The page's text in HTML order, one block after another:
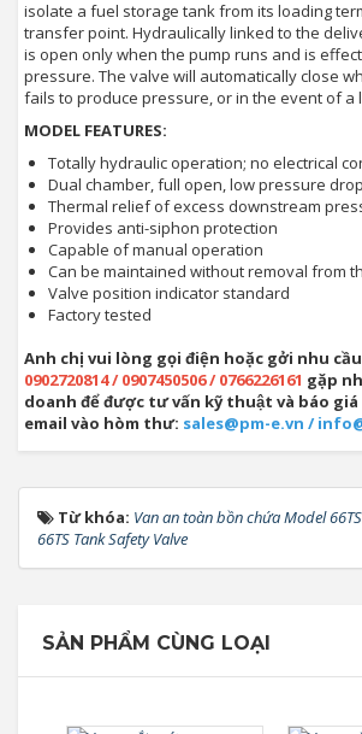
isolate a fuel storage tank from its loading
transfer point. Hydraulically linked to the
is open only when the pump runs and is
pressure. The valve will automatically close
fails to produce pressure, or in the event of a
MODEL FEATURES:
Totally hydraulic operation; no electrical
Dual chamber, full open, low pressure
Thermal relief of excess downstream
Provides anti-siphon protection
Capable of manual operation
Can be maintained without removal from
Valve position indicator standard
Factory tested
Anh chị vui lòng gọi điện hoặc gởi nhu
0902720814 / 0907450506 / 0766226161 gặp
doanh để được tư vấn kỹ thuật và báo
email vào hòm thư: sales@pm-e.vn /
Từ khóa: Van an toàn bồn chứa Model
66TS Tank Safety Valve
SẢN PHẨM CÙNG LOẠI